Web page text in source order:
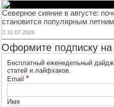
Северное сияние в августе:
становится популярным
31.07.2026
Оформите подписку
Бесплатный еженедельный
статей и лайфхаков.
Email*
Имя